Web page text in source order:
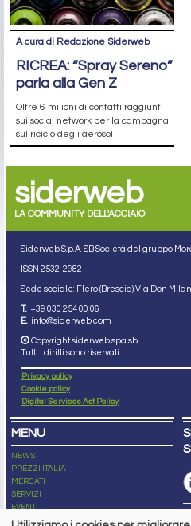
A cura di Redazione Siderweb
RICREA: “Spray Sereno”
parla alla Gen Z
Oltre 6 milioni di contatti raggiunti
sui social network per la campagna
sul riciclo degli aerosol
siderweb
LA COMMUNITY DELL'ACCIAIO
Siderweb S.p.A. SB Società del gruppo
ISSN 2532-2982
Sede sociale: Flero (Brescia) Via Don
T. +39 030 254 00 06
E. info@siderweb.com
Copyright siderweb spa sb
Tutti i diritti sono riservati
Privacy policy
Cookie policy
Digital Services Act Policy
MENU
NEWS
PREZZI ITALIA
MERCATI
SERVIZI
EVENTI
ABBONAMENTI